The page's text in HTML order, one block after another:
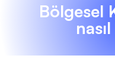
Bölgesel